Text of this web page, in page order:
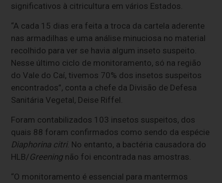
significativos à citricultura em vários Estados.
“A cada 15 dias era feita a troca da cartela aderente
nas armadilhas e uma análise minuciosa no material
recolhido para ver se havia algum inseto suspeito.
Nesse último ciclo de monitoramento, só na região
do Vale do Caí, tivemos 70% dos insetos suspeitos
encontrados”, conta a chefe da Divisão de Defesa
Sanitária Vegetal, Deise Riffel.
Foram contabilizados 103 insetos suspeitos, dos
quais 88 foram confirmados como sendo da espécie
Diaphorina citri. No entanto, a bactéria causadora do
HLB/Greening não foi encontrada nas amostras.
“O monitoramento é essencial para mantermos